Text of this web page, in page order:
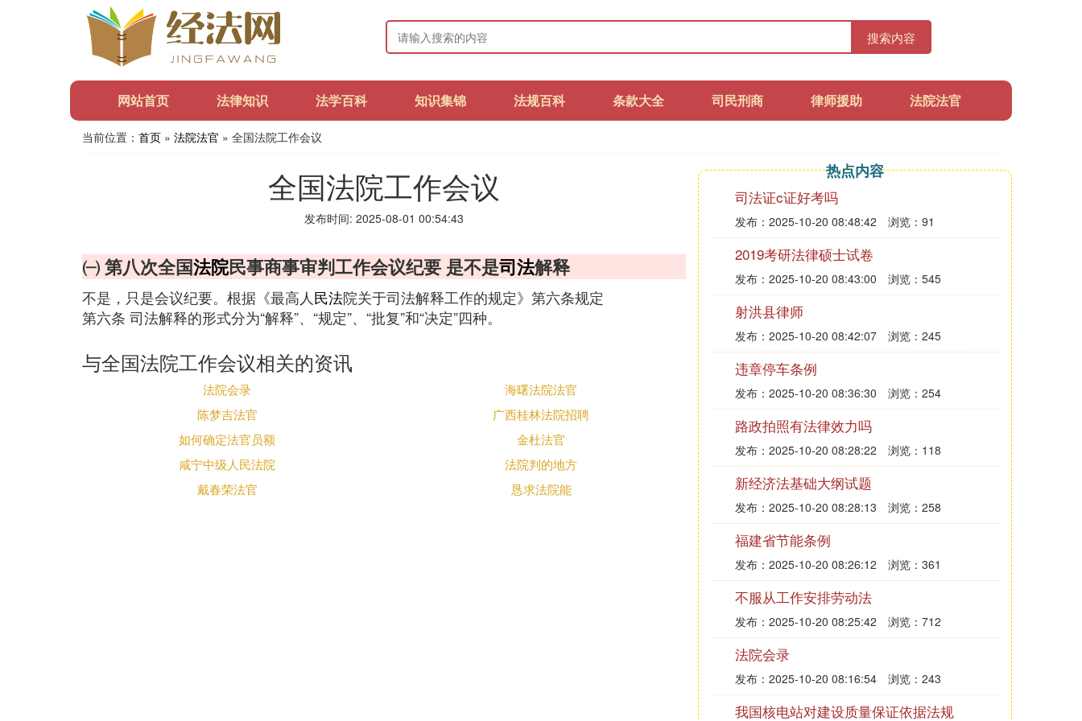
搜索内容
网站首页 法律知识 法学百科 知识集锦 法规百科 条款大全 司民刑商 律师援助 法院法官
当前位置： 首页 » 法院法官 » 全国法院工作会议
全国法院工作会议
发布时间: 2025-08-01 00:54:43
㈠ 第八次全国法院民事商事审判工作会议纪要 是不是司法解释
不是，只是会议纪要。根据《最高人民法院关于司法解释工作的规定》第六条规定
第六条 司法解释的形式分为“解释”、“规定”、“批复”和“决定”四种。
与全国法院工作会议相关的资讯
法院会录
海曙法院法官
陈梦吉法官
广西桂林法院招聘
如何确定法官员额
金杜法官
咸宁中级人民法院
法院判的地方
戴春荣法官
恳求法院能
热点内容
司法证c证好考吗
发布：2025-10-20 08:48:42 浏览：91
2019考研法律硕士试卷
发布：2025-10-20 08:43:00 浏览：545
射洪县律师
发布：2025-10-20 08:42:07 浏览：245
违章停车条例
发布：2025-10-20 08:36:30 浏览：254
路政拍照有法律效力吗
发布：2025-10-20 08:28:22 浏览：118
新经济法基础大纲试题
发布：2025-10-20 08:28:13 浏览：258
福建省节能条例
发布：2025-10-20 08:26:12 浏览：361
不服从工作安排劳动法
发布：2025-10-20 08:25:42 浏览：712
法院会录
发布：2025-10-20 08:16:54 浏览：243
我国核电站对建设质量保证依据法规